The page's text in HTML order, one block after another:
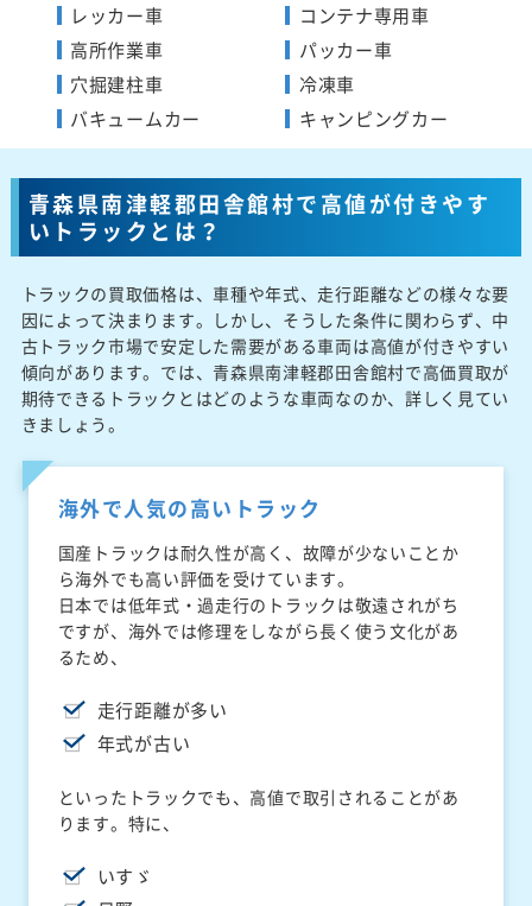
レッカー車
高所作業車
穴掘建柱車
バキュームカー
コンテナ専用車
パッカー車
冷凍車
キャンピングカー
青森県南津軽郡田舎館村で高値が付きやす
いトラックとは？
トラックの買取価格は、車種や年式、走行距離などの様々な要
因によって決まります。しかし、そうした条件に関わらず、中
古トラック市場で安定した需要がある車両は高値が付きやすい
傾向があります。では、青森県南津軽郡田舎館村で高価買取が
期待できるトラックとはどのような車両なのか、詳しく見てい
きましょう。
海外で人気の高いトラック
国産トラックは耐久性が高く、故障が少ないことか
ら海外でも高い評価を受けています。
日本では低年式・過走行のトラックは敬遠されがち
ですが、海外では修理をしながら長く使う文化があ
るため、
走行距離が多い
年式が古い
といったトラックでも、高値で取引されることがあ
ります。特に、
いすゞ